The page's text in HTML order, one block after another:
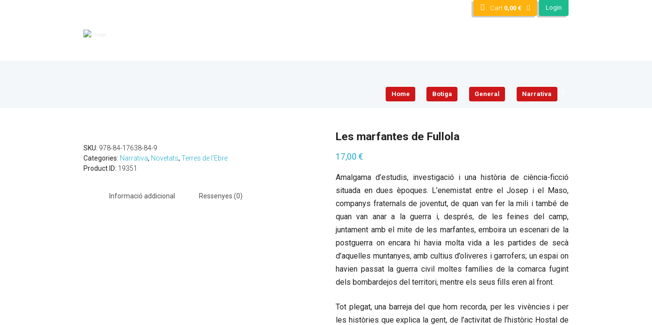
Cart 0,00 € Login
Home Botiga General Narrativa
SKU: 978-84-17638-84-9
Categories: Narrativa, Novetats, Terres de l'Ebre
Product ID: 19351
Informació addicional Ressenyes (0)
Les marfantes de Fullola
17,00 €
Amalgama d’estudis, investigació i una història de ciència-ficció
situada en dues èpoques. L’enemistat entre el Josep i el Maso,
companys fraternals de joventut, de quan van fer la mili i també de
quan van anar a la guerra i, després, de les feines del camp,
juntament amb el mite de les marfantes, emboira un escenari de la
postguerra on encara hi havia molta vida a les partides de secà
d’aquelles muntanyes, amb cultius d’oliveres i garrofers; un espai on
havien passat la guerra civil moltes famílies de la comarca fugint
dels bombardejos del territori, mentre els seus fills eren al front.
Tot plegat, una barreja del que hom recorda, per les vivències i per
les històries que explica la gent, de l’activitat de l’històric Hostal de